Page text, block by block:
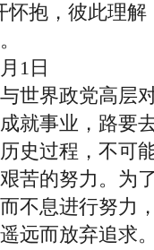
怀抱，彼此理
1日
界政党高层
事业，路要
史过程，不可
苦的努力。为
不息进行努力
远而放弃追求